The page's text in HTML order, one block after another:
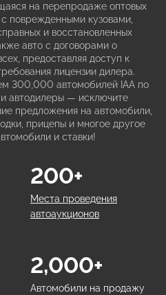
на перепродаже оптовых
поврежденными кузовами,
и восстановленных
авто с договорами о
предоставляя доступ к
лицензии дилера.
300,000 автомобилей IAA по
автодилеры — исключите
предложения на автомобили,
прицепы и многое другое
и ставки!
Места проведения
автоаукционов
200+
Автомобили на продажу
2,000+